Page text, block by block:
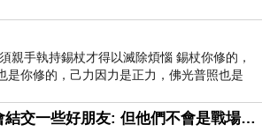
那些渴望
我是誰
潮
號
親手執持錫杖才得以滅除煩惱 錫杖你修的，
是你修的，己力因力是正力，佛光普照也是
我們在國外留學時會結交一些好朋友: 但他們不會是戰場上的朋友